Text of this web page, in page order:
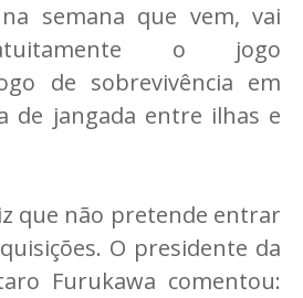
na semana que vem, vai
o jogo
de sobrevivência em
de jangada entre ilhas e
que não pretende entrar
O presidente da
Furukawa comentou: